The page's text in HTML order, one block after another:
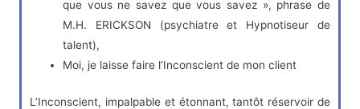
que vous ne savez que vous savez », phrase de
M.H. ERICKSON (psychiatre et Hypnotiseur de
talent),
Moi, je laisse faire l’Inconscient de mon client
L’Inconscient, impalpable et étonnant, tantôt réservoir de